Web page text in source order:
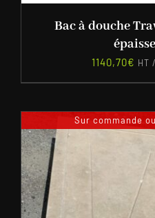
Bac à douche
1140,70€ HT /
Sur commande